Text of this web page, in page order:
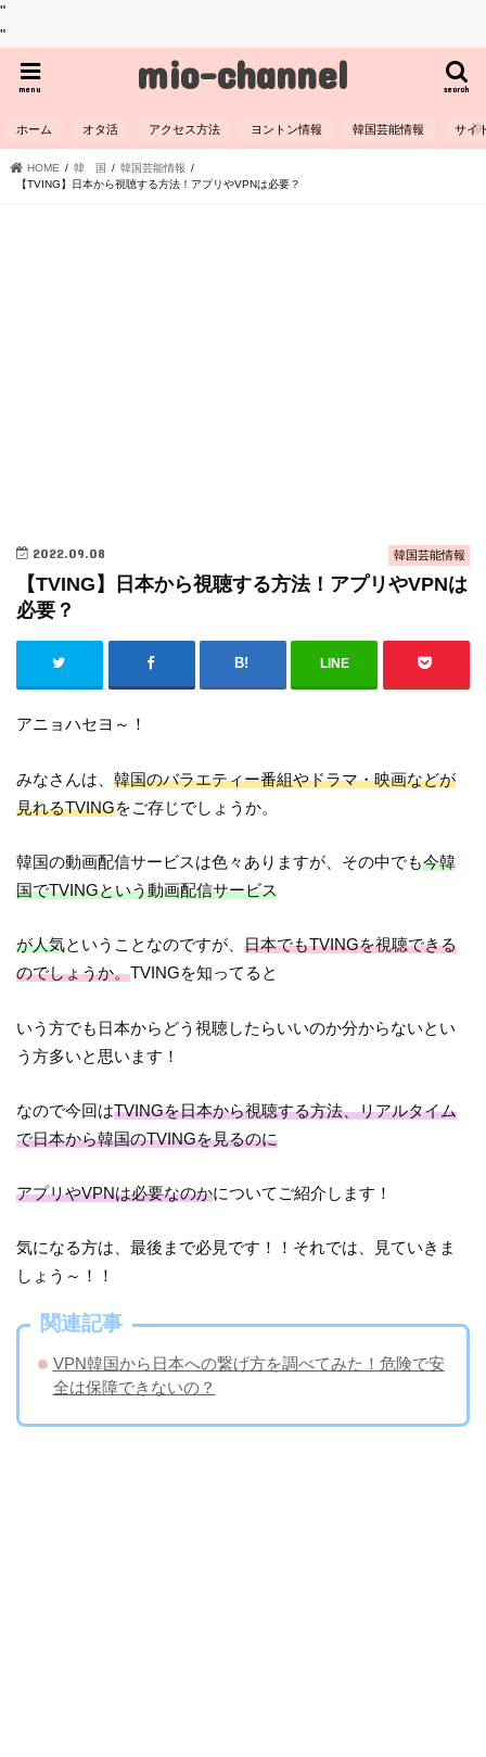
"
"
mio-channel search
menu
ホーム オタ活 アクセス方法 ヨントン情報 韓国芸能情報 サイ
HOME 韓 国
韓国芸能情報
【TVING】日本から視聴する方法！アプリやVPNは必要？
韓国芸能情報
2022.09.08
【TVING】日本から視聴する方法！アプリやVPNは
必要？
LINE
アニョハセヨ～！
みなさんは、韓国のバラエティー番組やドラマ・映画などが
見れるTVINGをご存じでしょうか。
韓国の動画配信サービスは色々ありますが、その中でも今韓
国でTVINGという動画配信サービス
が人気ということなのですが、日本でもTVINGを視聴できる
のでしょうか。TVINGを知ってると
いう方でも日本からどう視聴したらいいのか分からないとい
う方多いと思います！
なので今回はTVINGを日本から視聴する方法、リアルタイム
で日本から韓国のTVINGを見るのに
アプリやVPNは必要なのかについてご紹介します！
気になる方は、最後まで必見です！！それでは、見ていきま
しょう～！！
関連記事
VPN韓国から日本への繋げ方を調べてみた！危険で安
全は保障できないの？